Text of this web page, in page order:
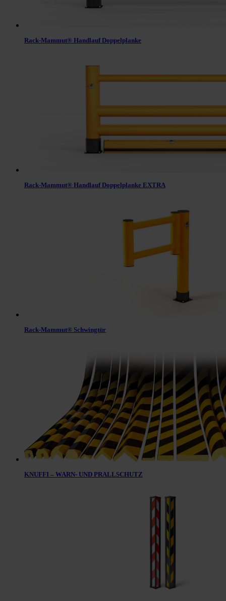
Rack-Mammut® Handlauf Doppelplanke
Rack-Mammut® Handlauf Doppelplanke EXTRA
Rack-Mammut® Schwingtür
KNUFFI – WARN- UND PRALLSCHUTZ